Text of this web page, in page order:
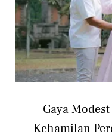
Gaya
Kehamilan